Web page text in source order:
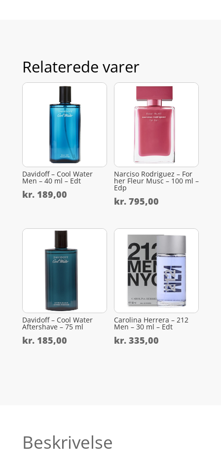
Relaterede varer
Davidoff – Cool Water
Men – 40 ml – Edt
kr.189,00
Narciso Rodriguez – For
her Fleur Musc – 100 ml –
Edp
kr. 795,00
Davidoff – Cool Water
Aftershave – 75 ml
kr.185,00
Carolina Herrera – 212
Men – 30 ml – Edt
kr. 335,00
Beskrivelse